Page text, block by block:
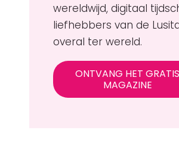
wereldwijd, digitaal
liefhebbers van de
overal ter wereld.
ONTVANG HET GRATIS
MAGAZINE